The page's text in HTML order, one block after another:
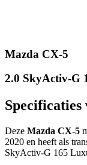
Mazda CX-5
2.0 SkyActiv-G
Specificaties
Deze Mazda CX-5
2020 en heeft als
SkyActiv-G 165